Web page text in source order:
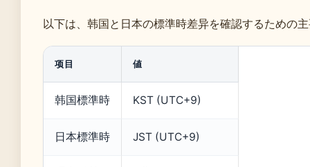
以下は、韩国と日本の標準時差异を確認するための
项目 値
韩国標準時 KST (UTC+9)
日本標準時 JST (UTC+9)